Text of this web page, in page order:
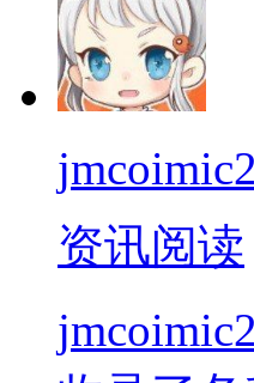
jmcoimic2
资讯阅读